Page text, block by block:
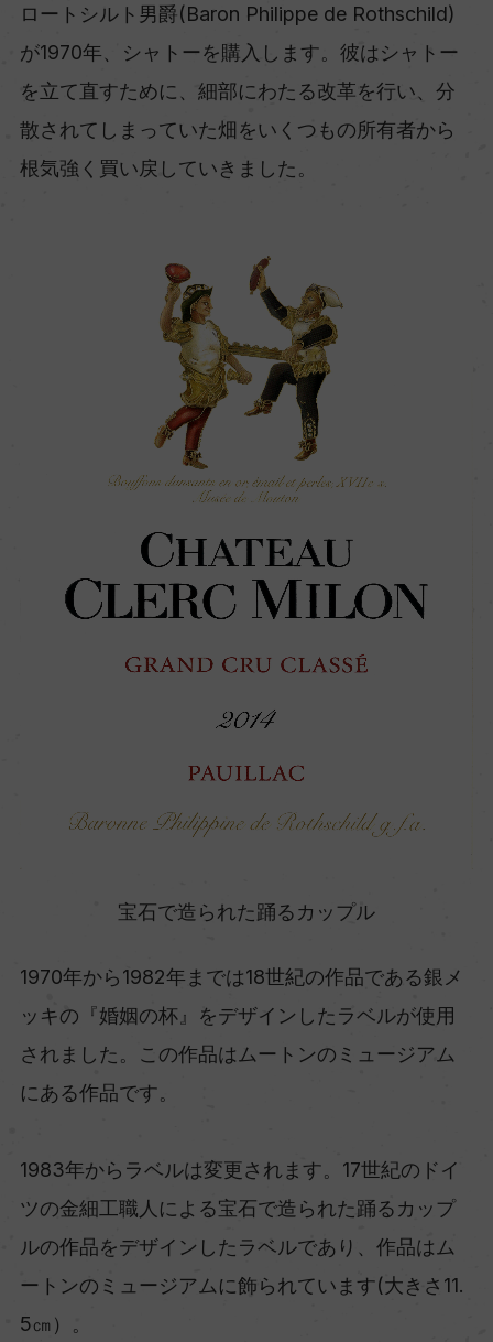
ロートシルト男爵(Baron Philippe de Rothschild)
が1970年、シャトーを購入します。彼はシャトー
を立て直すために、細部にわたる改革を行い、分
散されてしまっていた畑をいくつもの所有者から
根気強く買い戻していきました。
宝石で造られた踊るカップル
1970年から1982年までは18世紀の作品である銀メ
ッキの『婚姻の杯』をデザインしたラベルが使用
されました。この作品はムートンのミュージアム
にある作品です。
1983年からラベルは変更されます。17世紀のドイ
ツの金細工職人による宝石で造られた踊るカップ
ルの作品をデザインしたラベルであり、作品はム
ートンのミュージアムに飾られています(大きさ11.
5㎝）。